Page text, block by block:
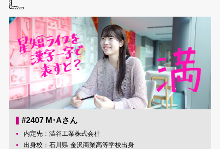
#2407 M･Aさん
内定先：澁谷工業株式会社
出身校：石川県 金沢商業高等学校出身